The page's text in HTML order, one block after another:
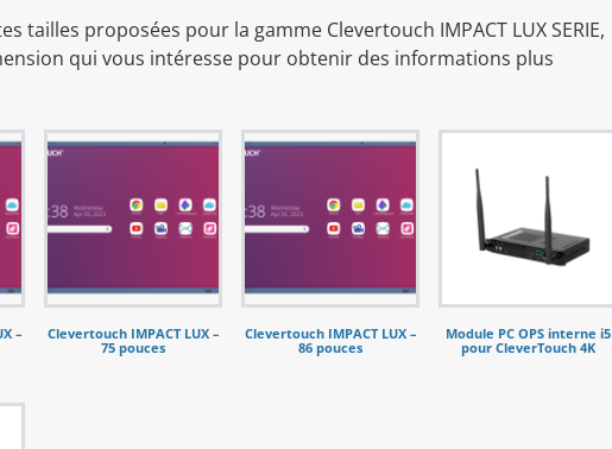
tailles proposées pour la gamme Clevertouch IMPACT LUX SERIE,
qui vous intéresse pour obtenir des informations plus
–
Clevertouch IMPACT LUX –
75 pouces
Clevertouch IMPACT LUX –
86 pouces
Module PC OPS interne i5
pour CleverTouch 4K